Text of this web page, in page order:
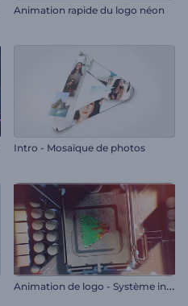
Animation rapide du logo néon
Intro - Mosaïque de photos
A
nimation de logo - Système informatique